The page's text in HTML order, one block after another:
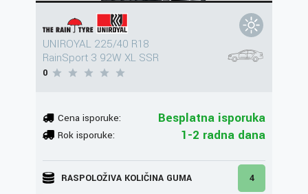
UNIROYAL 225/40 R18
RainSport 3 92W XL SSR
0
Cena isporuke: Besplatna isporuka
Rok isporuke: 1-2 radna dana
RASPOLOŽIVA KOLIČINA GUMA 4